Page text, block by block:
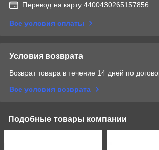
Перевод на карту 4400430265157856
Все условия оплаты
Условия возврата
Возврат товара в течение 14 дней по
Все условия возврата
Подобные товары компании